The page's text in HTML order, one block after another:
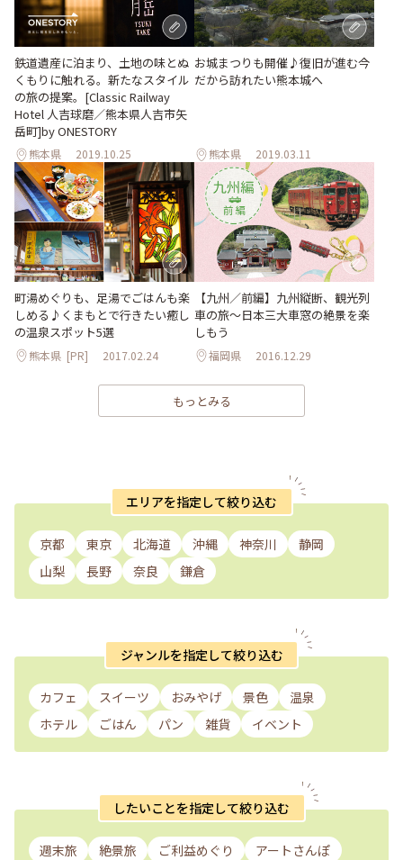
鉄道遺産に泊まり、土地の味とぬ
くもりに触れる。新たなスタイル
の旅の提案。[Classic Railway
Hotel 人吉球磨／熊本県人吉市矢
岳町]by ONESTORY
熊本県 2019.10.25
お城まつりも開催♪復旧が進む今
だから訪れたい熊本城へ
熊本県 2019.03.11
町湯めぐりも、足湯でごはんも楽
しめる♪くまもとで行きたい癒し
の温泉スポット5選
熊本県 [PR] 2017.02.24
【九州／前編】九州縦断、観光列
車の旅～日本三大車窓の絶景を楽
しもう
福岡県 2016.12.29
もっとみる
エリアを指定して絞り込む
京都 東京 北海道 沖縄 神奈川
静岡
山梨
長野 奈良 鎌倉
ジャンルを指定して絞り込む
カフェ スイーツ おみやげ 景色
温泉
ホテル
ごはん パン 雑貨 イベント
したいことを指定して絞り込む
週末旅 絶景旅 ご利益めぐり
アートさんぽ